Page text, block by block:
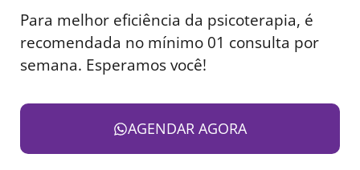
Para melhor eficiência da psicoterapia, é
recomendada no mínimo 01 consulta por
semana. Esperamos você!
AGENDAR AGORA